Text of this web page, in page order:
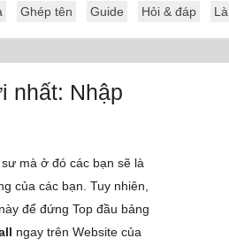
Ghép tên Guide Hỏi & đáp
nhất: Nhập
mà ở đó các bạn sẽ là
của các bạn. Tuy nhiên,
để đứng Top đầu bảng
ngay trên Website của